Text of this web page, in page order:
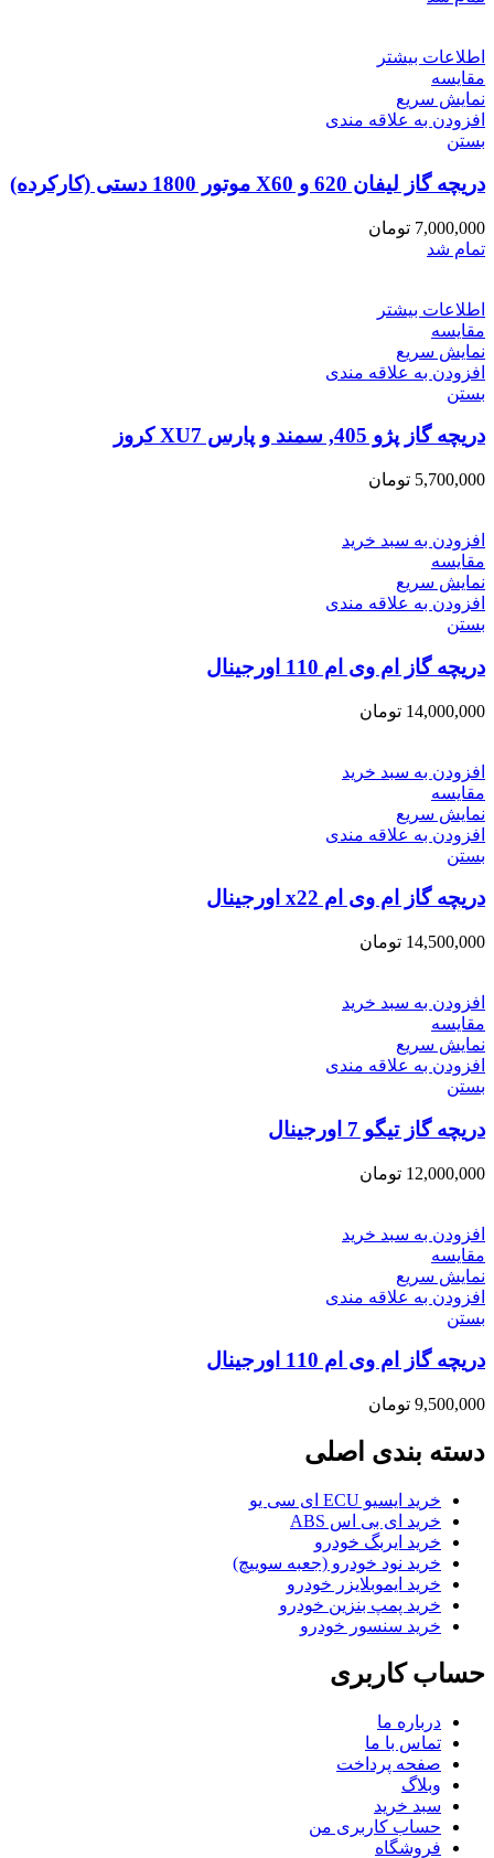
اطلاعات بیشتر
مقایسه
نمایش سریع
افزودن به علاقه مندی
بستن
دریچه گاز لیفان 620 و X60 موتور 1800 دستی (کارکرده)
7,000,000 تومان
تمام شد
اطلاعات بیشتر
مقایسه
نمایش سریع
افزودن به علاقه مندی
بستن
دریچه گاز پژو 405, سمند و پارس XU7 کروز
5,700,000 تومان
افزودن به سبد خرید
مقایسه
نمایش سریع
افزودن به علاقه مندی
بستن
دریچه گاز ام وی ام 110 اورجینال
14,000,000 تومان
افزودن به سبد خرید
مقایسه
نمایش سریع
افزودن به علاقه مندی
بستن
دریچه گاز ام وی ام x22 اورجینال
14,500,000 تومان
افزودن به سبد خرید
مقایسه
نمایش سریع
افزودن به علاقه مندی
بستن
دریچه گاز تیگو 7 اورجینال
12,000,000 تومان
افزودن به سبد خرید
مقایسه
نمایش سریع
افزودن به علاقه مندی
بستن
دریچه گاز ام وی ام 110 اورجینال
9,500,000 تومان
دسته بندی اصلی
خرید ایسیو ECU ای سی یو
خرید ای بی اس ABS
خرید ایربگ خودرو
خرید نود خودرو (جعبه سوییچ)
خرید ایموبلایزر خودرو
خرید پمپ بنزین خودرو
خرید سنسور خودرو
حساب کاربری
درباره ما
تماس با ما
صفحه پرداخت
وبلاگ
سبد خرید
حساب کاربری من
فروشگاه